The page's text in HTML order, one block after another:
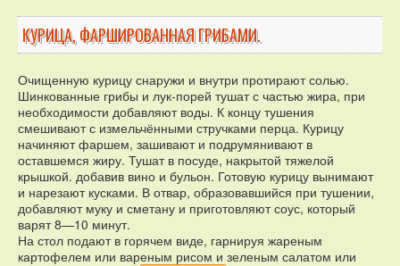
КУРИЦА, ФАРШИРОВАННАЯ ГРИБАМИ.
Очищенную курицу снаружи и внутри протирают солью.
Шинкованные грибы и лук-порей тушат с частью жира, при
необходимости добавляют воды. К концу тушения
смешивают с измельчёнными стручками перца. Курицу
начиняют фаршем, зашивают и подрумянивают в
оставшемся жиру. Тушат в посуде, накрытой тяжелой
крышкой. добавив вино и бульон. Готовую курицу вынимают
и нарезают кусками. В отвар, образовавшийся при тушении,
добавляют муку и сметану и приготовляют соус, который
варят 8—10 минут.
На стол подают в горячем виде, гарнируя жареным
картофелем или вареным рисом и зеленым салатом или